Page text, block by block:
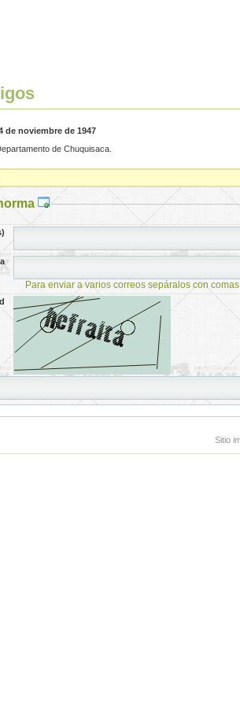
de noviembre de 1947
de Chuquisaca.
Para enviar a varios correos sepáralos con comas
Sitio